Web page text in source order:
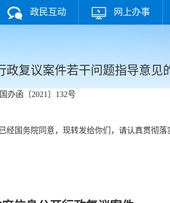
政民互动 网上办事
复议案件若干问题指导意见
国办函〔2021〕132号
国务院同意，现转发给你们，请认真贯彻落